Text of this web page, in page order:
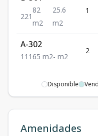
221
82
m2
25.6
m2
1
A-302
1 1 1 65 m2- m2
2
Disponible
Amenidades